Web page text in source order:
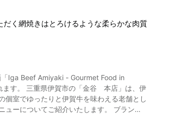
く網焼きはとろけるような柔らかな肉質
Iga Beef Amiyaki - Gourmet Food in
は、伊
個室でゆったりと伊賀牛を味わえる老舗とし